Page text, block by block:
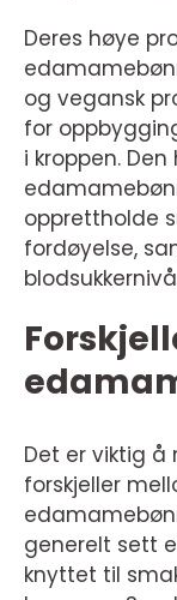
Deres høye
og vegansk
for
i kroppen.
opprettholde
fordøyelse,
Det er viktig
forskjeller
generelt sett
knyttet til